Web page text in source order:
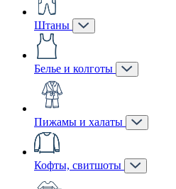
Штаны
Белье и колготы
Пижамы и халаты
Кофты, свитшоты